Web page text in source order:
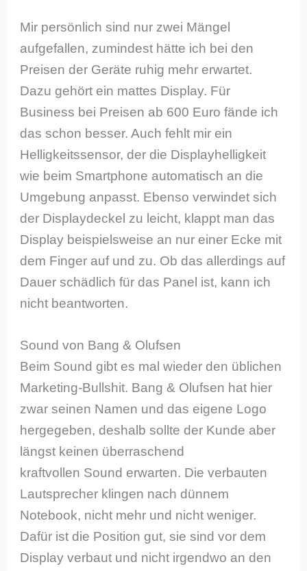
Mir persönlich sind nur zwei Mängel
aufgefallen, zumindest hätte ich bei den
Preisen der Geräte ruhig mehr erwartet.
Dazu gehört ein mattes Display. Für
Business bei Preisen ab 600 Euro fände ich
das schon besser. Auch fehlt mir ein
Helligkeitssensor, der die Displayhelligkeit
wie beim Smartphone automatisch an die
Umgebung anpasst. Ebenso verwindet sich
der Displaydeckel zu leicht, klappt man das
Display beispielsweise an nur einer Ecke mit
dem Finger auf und zu. Ob das allerdings auf
Dauer schädlich für das Panel ist, kann ich
nicht beantworten.
Sound von Bang & Olufsen
Beim Sound gibt es mal wieder den üblichen
Marketing-Bullshit. Bang & Olufsen hat hier
zwar seinen Namen und das eigene Logo
hergegeben, deshalb sollte der Kunde aber
längst keinen überraschend
kraftvollen Sound erwarten. Die verbauten
Lautsprecher klingen nach dünnem
Notebook, nicht mehr und nicht weniger.
Dafür ist die Position gut, sie sind vor dem
Display verbaut und nicht irgendwo an den